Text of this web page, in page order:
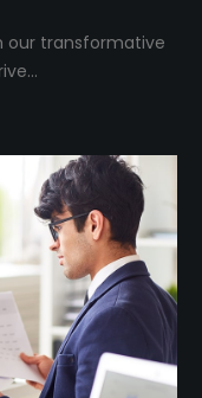
our transformative